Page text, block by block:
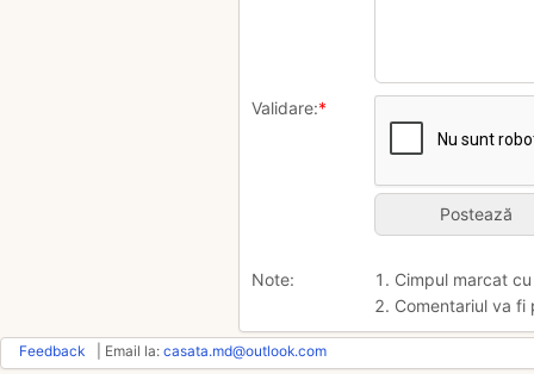
Validare:*
Note:
1. Cimpul marcat
2. Comentariul va
Feedback | Email la: casata.md@outlook.com